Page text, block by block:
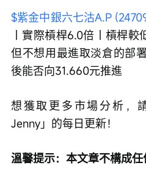
$紫金中銀六七沽A.P
｜實際槓桿6.0倍｜槓桿
但不想用最進取淡倉的部
後能否向31.660元推進
想獲取更多市場分析，
Jenny」的每日更新！
溫馨提示：本文章不構成任